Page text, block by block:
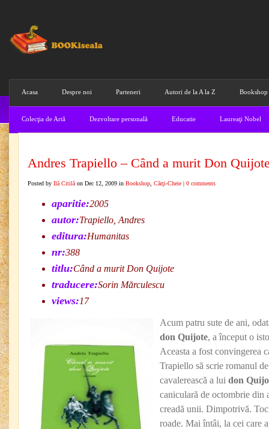
Acasa Despre noi Parteneri Autori de la A la Z Bookshop
Colecţia de Artă Dezvoltare personală Educatie Laureaţi Nobel
Andres Trapiello – Când a murit Don
Posted by Ilă Citilă on Dec 12, 2009 in Bookshop Cărţi-Cheie | 0 comments
aparitie:2005
autor:Trapiello, Andres
editura:Humanitas
nr:388
titlu:Când a murit Don Quijote
traducere:Sorin Mărculescu
views:17
Acum patru sute de ani,
don Quijote, a început o
Aceasta a fost convingerea
Trapiello să scrie romanul
cavalerească a lui don
caniculară de octombrie din
creadă unii. Dimpotrivă.
roade. Mai întâi, la cei care